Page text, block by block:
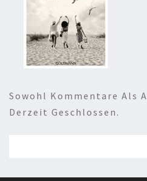
Sowohl Kommentare Als
Derzeit Geschlossen.